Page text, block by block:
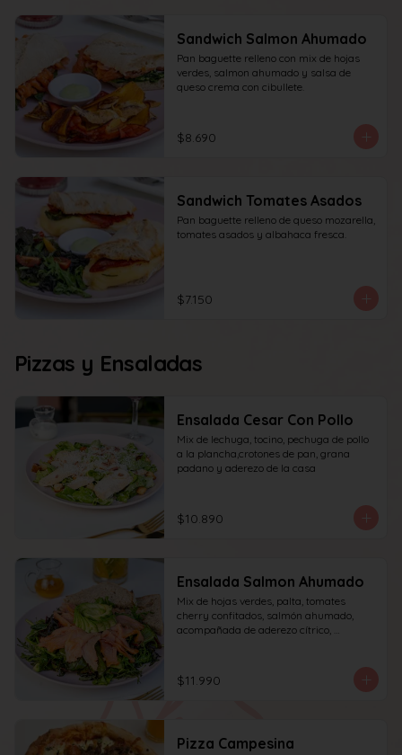
Sandwich Salmon Ahumado
Pan baguette relleno con mix de hojas
verdes, salmon ahumado y salsa de
queso crema con cibullete.
$8.690
Sandwich Tomates Asados
Pan baguette relleno de queso mozarella,
tomates asados y albahaca fresca.
$7.150
Pizzas y Ensaladas
Ensalada Cesar Con Pollo
Mix de lechuga, tocino, pechuga de pollo
a la plancha,crotones de pan, grana
padano y aderezo de la casa
$10.890
Ensalada Salmon Ahumado
Mix de hojas verdes, palta, tomates
cherry confitados, salmón ahumado,
acompañada de aderezo cítrico,
$11.990
Pizza Campesina